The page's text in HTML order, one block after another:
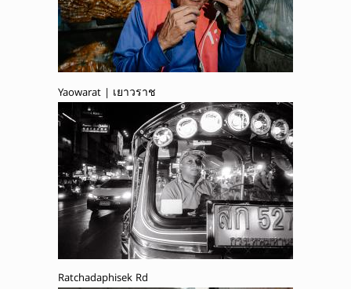
Yaowarat | เยาวราช
Ratchadaphisek Rd